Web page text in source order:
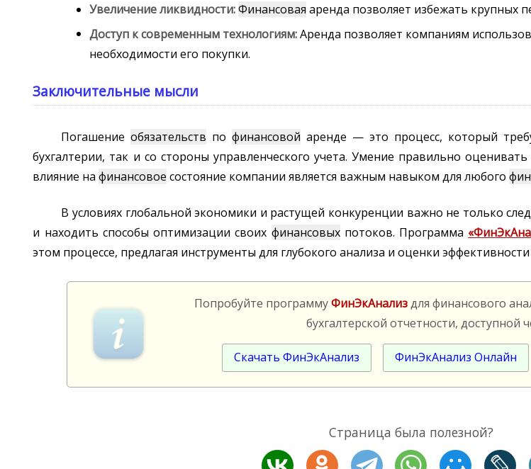
Увеличение ликвидности:Финансовая аренда позволяет избежать крупных
Доступ к современным технологиям:Аренда позволяет компаниям
необходимости его покупки.
Заключительные мысли
Погашениеобязательств пофинансовой аренде — это процесс, который
бухгалтерии, так и со стороны управленческого учета. Умение правильно
влияние нафинансовое состояние компании является важным навыком для любого
В условиях глобальной экономики и растущей конкуренции важно не только
и находить способы оптимизации своих финансовыхпотоков. Программа
этом процессе, предлагая инструменты для глубокого анализа и оценки
Попробуйте программуФинЭкАнализдля финансового
бухгалтерской отчетности, доступной
Скачать ФинЭкАнализ ФинЭкАнализ Онлайн
Страница была полезной?